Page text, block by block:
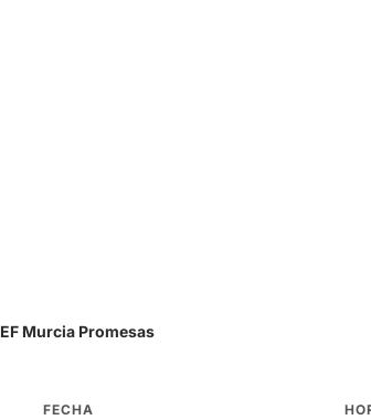
EF Murcia Promesas
FECHA